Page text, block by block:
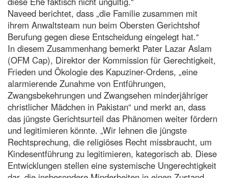
Naveed berichtet, dass „die Familie zusammen mit
ihrem Anwaltsteam nun beim Obersten Gerichtshof
Berufung gegen diese Entscheidung eingelegt hat.“
In diesem Zusammenhang bemerkt Pater Lazar Aslam
(OFM Cap), Direktor der Kommission für Gerechtigkeit,
Frieden und Ökologie des Kapuziner-Ordens, „eine
alarmierende Zunahme von Entführungen,
Zwangsbekehrungen und Zwangsehen minderjähriger
christlicher Mädchen in Pakistan“ und merkt an, dass
das jüngste Gerichtsurteil das Phänomen weiter fördern
und legitimieren könnte. „Wir lehnen die jüngste
Rechtsprechung, die religiöses Recht missbraucht, um
Kindesentführung zu legitimieren, kategorisch ab. Diese
Entwicklungen stellen eine systemische Ungerechtigkeit